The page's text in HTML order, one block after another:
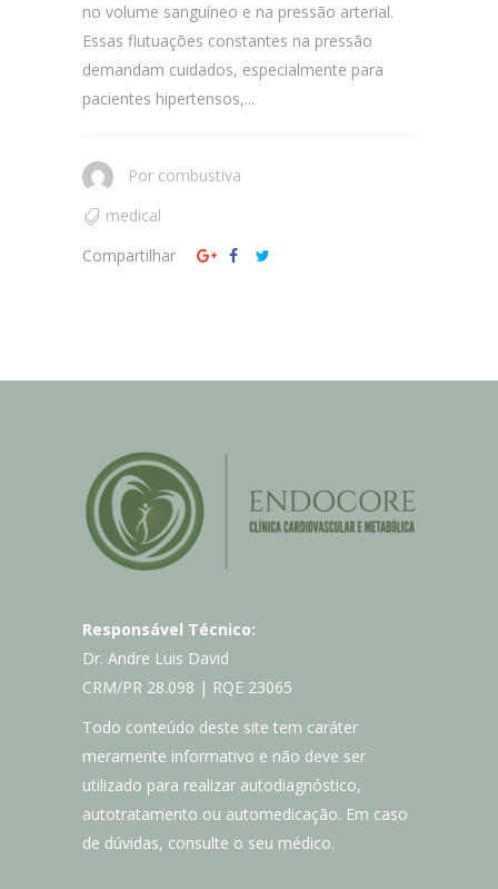
no volume sanguíneo e na pressão arterial.
Essas flutuações constantes na pressão
demandam cuidados, especialmente para
pacientes hipertensos,...
Por combustiva
medical
Compartilhar
Responsável Técnico:
Dr. Andre Luis David
CRM/PR 28.098 | RQE 23065
Todo conteúdo deste site tem caráter
meramente informativo e não deve ser
utilizado para realizar autodiagnóstico,
autotratamento ou automedicação. Em caso
de dúvidas, consulte o seu médico.